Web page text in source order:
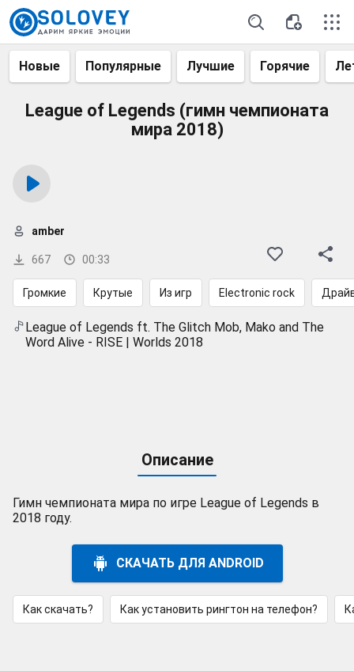
Новые Популярные Лучшие Горячие
League of Legends (гимн чемпионата
мира 2018)
667 00:33
amber
Громкие Крутые Из игр Electronic rock
League of Legends ft. The Glitch Mob, Mako and The
Word Alive - RISE | Worlds 2018
Описание
Гимн чемпионата мира по игре League of Legends в
2018 году.
СКАЧАТЬ ДЛЯ ANDROID
Как скачать? Как установить рингтон на телефон?